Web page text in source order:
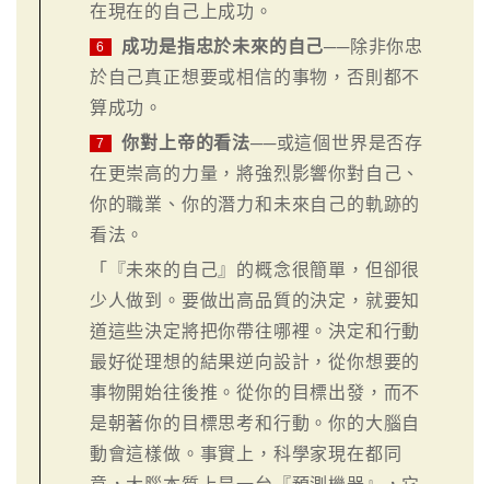
在現在的自己上成功。
6 成功是指忠於未來的自己──除非你忠
於自己真正想要或相信的事物，否則都不
算成功。
7 你對上帝的看法──或這個世界是否存
在更崇高的力量，將強烈影響你對自己、
你的職業、你的潛力和未來自己的軌跡的
看法。
「『未來的自己』的概念很簡單，但卻很
少人做到。要做出高品質的決定，就要知
道這些決定將把你帶往哪裡。決定和行動
最好從理想的結果逆向設計，從你想要的
事物開始往後推。從你的目標出發，而不
是朝著你的目標思考和行動。你的大腦自
動會這樣做。事實上，科學家現在都同